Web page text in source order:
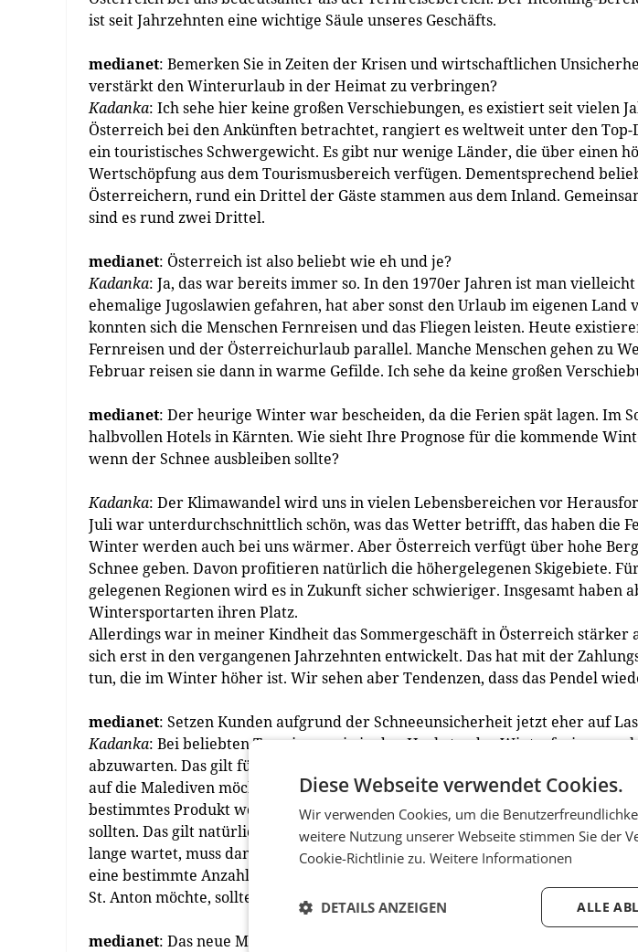
ist seit Jahrzehnten eine wichtige Säule unseres Geschäfts.
medianet: Bemerken Sie in Zeiten der Krisen und wirtschaftlichen
verstärkt den Winterurlaub in der Heimat zu verbringen?
Kadanka: Ich sehe hier keine großen Verschiebungen, es existiert seit vielen
Österreich bei den Ankünften betrachtet, rangiert es weltweit unter den
ein touristisches Schwergewicht. Es gibt nur wenige Länder, die über einen
Wertschöpfung aus dem Tourismusbereich verfügen. Dementsprechend
Österreichern, rund ein Drittel der Gäste stammen aus dem Inland.
sind es rund zwei Drittel.
medianet: Österreich ist also beliebt wie eh und je?
Kadanka: Ja, das war bereits immer so. In den 1970er Jahren ist man
ehemalige Jugoslawien gefahren, hat aber sonst den Urlaub im eigenen Land
konnten sich die Menschen Fernreisen und das Fliegen leisten. Heute
Fernreisen und der Österreichurlaub parallel. Manche Menschen gehen zu
Februar reisen sie dann in warme Gefilde. Ich sehe da keine großen
medianet: Der heurige Winter war bescheiden, da die Ferien spät lagen. Im
halbvollen Hotels in Kärnten. Wie sieht Ihre Prognose für die kommende
wenn der Schnee ausbleiben sollte?
Kadanka: Der Klimawandel wird uns in vielen Lebensbereichen vor
Juli war unterdurchschnittlich schön, was das Wetter betrifft, das haben die
Winter werden auch bei uns wärmer. Aber Österreich verfügt über hohe
Schnee geben. Davon profitieren natürlich die höhergelegenen Skigebiete.
gelegenen Regionen wird es in Zukunft sicher schwieriger. Insgesamt haben
Wintersportarten ihren Platz.
Allerdings war in meiner Kindheit das Sommergeschäft in Österreich stärker
sich erst in den vergangenen Jahrzehnten entwickelt. Das hat mit der
tun, die im Winter höher ist. Wir sehen aber Tendenzen, dass das Pendel
medianet: Setzen Kunden aufgrund der Schneeunsicherheit jetzt eher auf
Kadanka: Bei beliebten Terminen, wie in den Herbst- oder Winterferien,
abzuwarten. Das gilt für alle Arten von Buchungen und betrifft nicht speziell
auf die Malediven möchte, ist jetzt schon spät dran. Wenn Menschen zu einer
bestimmtes Produkt wollen, ist ihnen schon bewusst, dass sie nicht zu lange
sollten. Das gilt natürlich besonders für Gebiete mit Schneegarantie, wie
lange wartet, muss dann Kompromisse eingehen. Die Verfügbarkeit ist nicht
eine bestimmte Anzahl an Flugtickets oder Hotelzimmern in einer Region.
St. Anton möchte, sollte spätestens jetzt buchen.
medianet: Das neue Modewort für den Sommerurlaub ist ‚Coolcation‘. Ihre
Diese Webseite verwendet Cookies.
Wir verwenden Cookies, um die
weitere Nutzung unserer Webseite stimmen Sie der
Cookie-Richtlinie zu. Weitere Informationen
ALLE
DETAILS ANZEIGEN